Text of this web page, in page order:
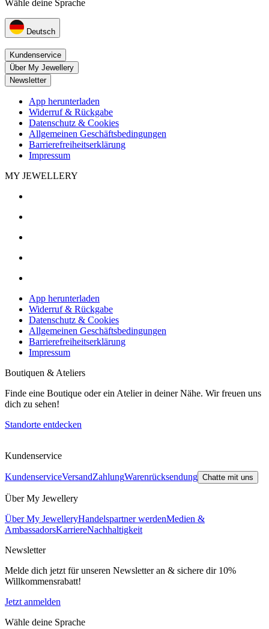
Wähle deine Sprache
Deutsch
Kundenservice
Über My Jewellery
Newsletter
App herunterladen
Widerruf & Rückgabe
Datenschutz & Cookies
Allgemeinen Geschäftsbedingungen
Barrierefreiheitserklärung
Impressum
MY JEWELLERY
App herunterladen
Widerruf & Rückgabe
Datenschutz & Cookies
Allgemeinen Geschäftsbedingungen
Barrierefreiheitserklärung
Impressum
Boutiquen & Ateliers
Finde eine Boutique oder ein Atelier in deiner Nähe. Wir freuen uns
dich zu sehen!
Standorte entdecken
Kundenservice
KundenserviceVersandZahlungWarenrücksendung Chatte mit uns
Über My Jewellery
Über My JewelleryHandelspartner werdenMedien &
AmbassadorsKarriereNachhaltigkeit
Newsletter
Melde dich jetzt für unseren Newsletter an & sichere dir 10%
Willkommensrabatt!
Jetzt anmelden
Wähle deine Sprache